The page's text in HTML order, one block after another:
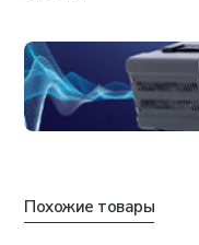
Похожие товары